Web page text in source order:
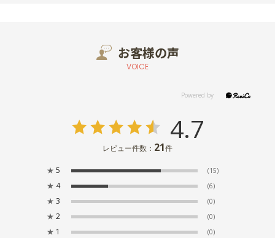
お客様の声
VOICE
4.7
レビュー件数： 21件
★ 5 (15)
★ 4 (6)
★ 3 (0)
★ 2 (0)
★ 1 (0)